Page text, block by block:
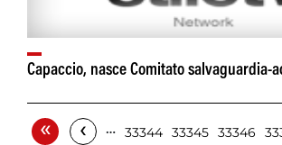
Capaccio, nasce Comitato salvaguardia-
« ‹ … 33344 33345 33346